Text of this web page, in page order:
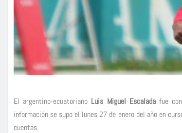
El argentino-ecuatoriano Luis Miguel Escaladafue
información se supo el lunes 27 de enero del año en
cuentas.